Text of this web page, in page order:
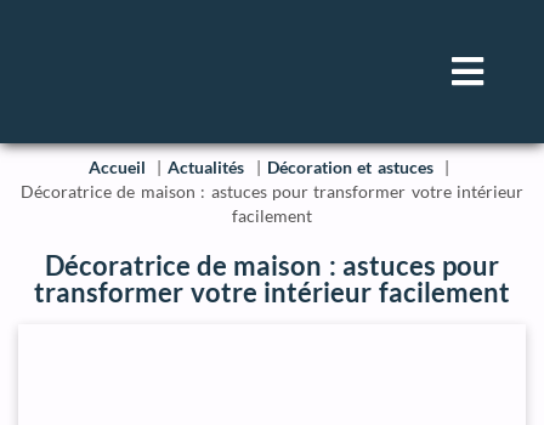
Accueil Actualités
Décoration et astuces
Décoratrice de maison : astuces pour transformer votre intérieur
facilement
Décoratrice de maison : astuces pour
transformer votre intérieur facilement